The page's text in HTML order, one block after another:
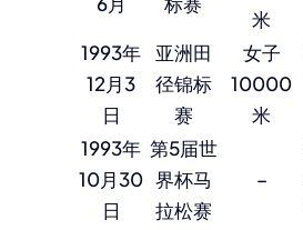
米
1993年
12月3
日
亚洲田
径锦标
赛
女子
10000
米
1993年
10月30
日
第5届世
界杯马
拉松赛
–